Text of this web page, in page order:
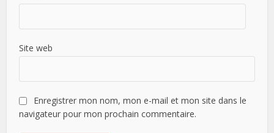
Site web
Enregistrer mon nom, mon e-mail et mon site dans le
navigateur pour mon prochain commentaire.